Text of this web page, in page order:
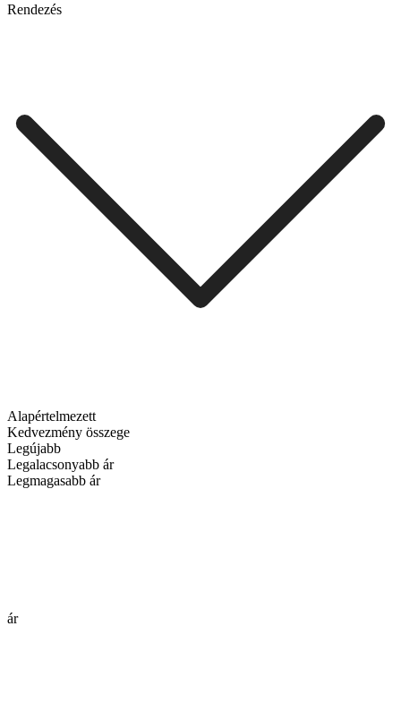
Rendezés
Alapértelmezett
Kedvezmény összege
Legújabb
Legalacsonyabb ár
Legmagasabb ár
ár